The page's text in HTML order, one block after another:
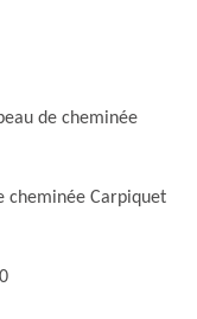
de cheminée
cheminée Carpiquet